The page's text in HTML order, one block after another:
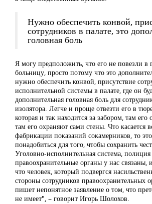
Нужно обеспечить конвой,
сотрудников в палате, это
головная боль
Я могу предположить, что его не повезли в
больницу, просто потому что это
нужно обеспечить конвой, присутствие
исполнительной системы в палате, где он
дополнительная головная боль для
изолятора. Легче и проще отвезти его в
которая и так находится за забором, там
там его охраняют сами стены. Что касается
фабрикации показаний сокамерников, то
понадобиться для того, чтобы сохранить
Уголовно-исполнительная система,
правоохранительные органы у нас связаны,
что человек, который подвергся
стороны сотрудников правоохранительных
пишет непонятное заявление о том, что
не имеет", – говорит Игорь Шолохов.